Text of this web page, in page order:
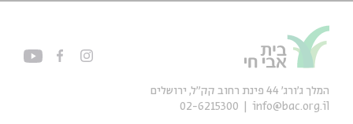
המלך ג'ורג' 44 פינת רחוב קק״ל, ירושלים
info@bac.org.il
02-6215300